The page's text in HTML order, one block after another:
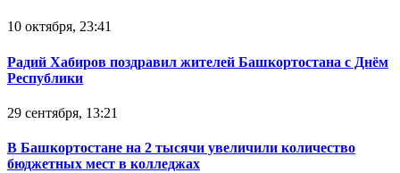
10 октября, 23:41
Радий Хабиров поздравил жителей Башкортостана с Днём
Республики
29 сентября, 13:21
В Башкортостане на 2 тысячи увеличили количество
бюджетных мест в колледжах